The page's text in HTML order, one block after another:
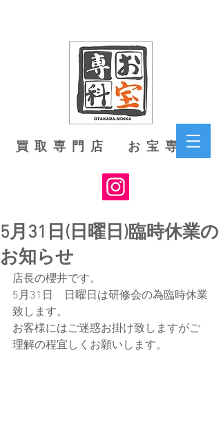
買取専門店 お宝専科
5月31日(日曜日)臨時休業の
お知らせ
店長の櫻井です。
5月31日　日曜日は研修会の為臨時休業
致します。
お客様にはご迷惑お掛け致しますがご
理解の程宜しくお願いします。